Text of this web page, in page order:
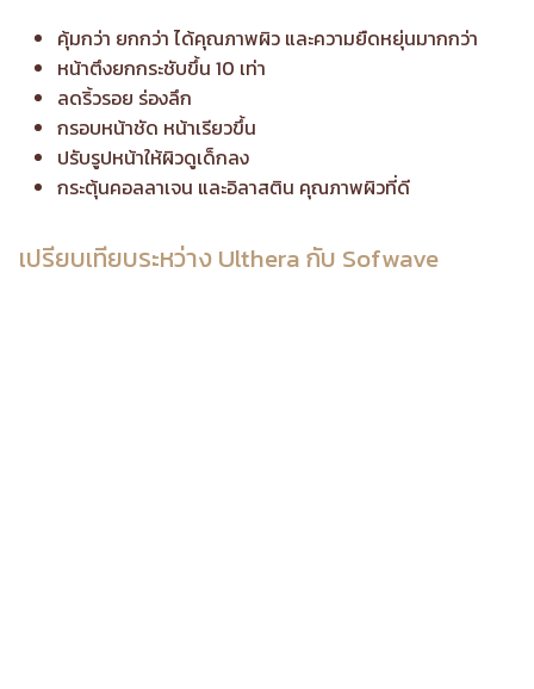
คุ้มกว่า ยกกว่า ได้คุณภาพผิว และความยืดหยุ่นมากกว่า
หน้าตึงยกกระชับขึ้น 10 เท่า
ลดริ้วรอย ร่องลึก
กรอบหน้าชัด หน้าเรียวขึ้น
ปรับรูปหน้าให้ผิวดูเด็กลง
กระตุ้นคอลลาเจน และอิลาสติน คุณภาพผิวที่ดี
เปรียบเทียบระหว่าง Ulthera กับ Sofwave